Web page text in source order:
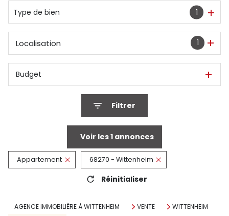
Type de bien 1
1
Localisation
Budget
Filtrer
Voir les1 annonces
Appartement 68270 - Wittenheim
Réinitialiser
AGENCE IMMOBILIÈRE À WITTENHEIM VENTE
WITTENHEIM